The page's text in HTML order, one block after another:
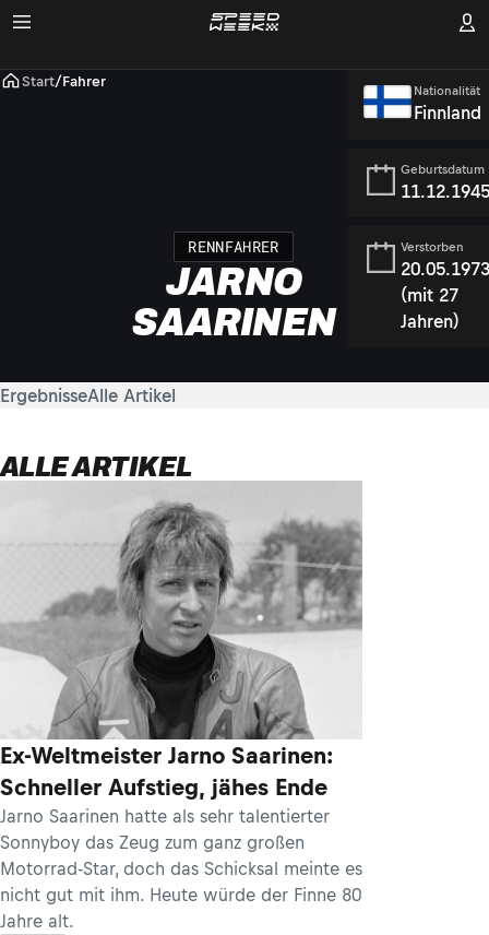
Start/Fahrer
RENNFAHRER
JARNO
SAARINEN
Nationalität
Finnland
Geburtsdatum
Verstorben
(mit 27
Jahren)
ErgebnisseAlle Artikel
ALLE ARTIKEL
Ex-Weltmeister Jarno Saarinen:
Schneller Aufstieg, jähes Ende
Jarno Saarinen hatte als sehr talentierter
Sonnyboy das Zeug zum ganz großen
Motorrad-Star, doch das Schicksal meinte es
nicht gut mit ihm. Heute würde der Finne 80
Jahre alt.